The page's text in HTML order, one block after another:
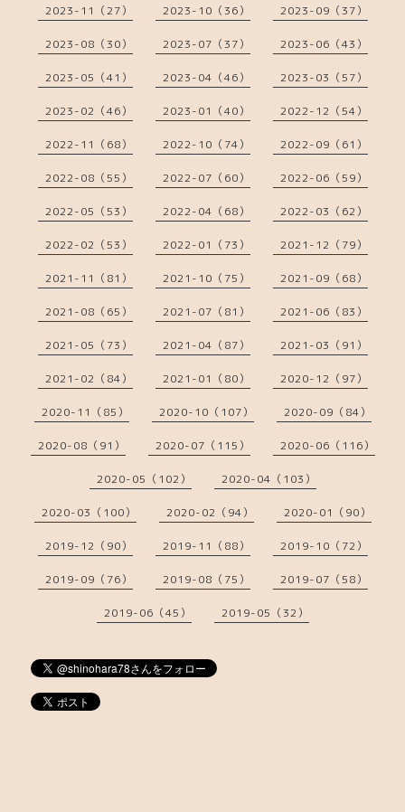
2023-11（27） 2023-10（36） 2023-09（37）
2023-08（30） 2023-07（37） 2023-06（43）
2023-05（41） 2023-04（46） 2023-03（57）
2023-02（46） 2023-01（40） 2022-12（54）
2022-11（68） 2022-10（74） 2022-09（61）
2022-08（55） 2022-07（60） 2022-06（59）
2022-05（53） 2022-04（68） 2022-03（62）
2022-02（53） 2022-01（73） 2021-12（79）
2021-11（81） 2021-10（75） 2021-09（68）
2021-08（65） 2021-07（81） 2021-06（83）
2021-05（73） 2021-04（87） 2021-03（91）
2021-02（84） 2021-01（80） 2020-12（97）
2020-11（85） 2020-10（107） 2020-09（84）
2020-08（91） 2020-07（115） 2020-06（116）
2020-05（102） 2020-04（103）
2020-03（100） 2020-02（94） 2020-01（90）
2019-12（90） 2019-11（88） 2019-10（72）
2019-09（76） 2019-08（75） 2019-07（58）
2019-06（45） 2019-05（32）